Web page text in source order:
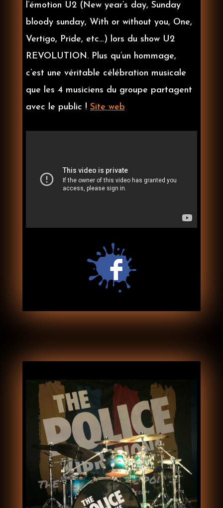
l’émotion U2 (New year’s day, Sunday
bloody sunday, With or without you, One,
Vertigo, Pride, etc…) lors du show U2
REVOLUTION. Plus qu’un hommage,
c’est une véritable célébration musicale
que les 4 musiciens du groupe partagent
avec le public ! Site web